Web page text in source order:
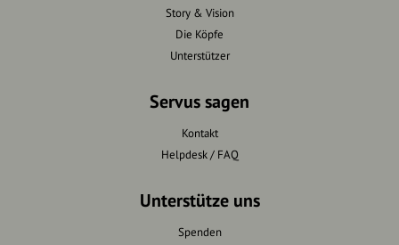
Story & Vision
Die Köpfe
Unterstützer
Servus sagen
Kontakt
Helpdesk / FAQ
Unterstütze uns
Spenden